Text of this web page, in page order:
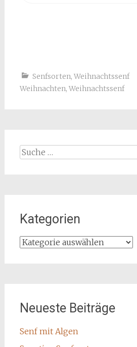
Senfsorten, Weihnachtssenf
Weihnachten, Weihnachtssenf
Suche
nach:
Kategorien
Kategorien
Neueste Beiträge
Senf mit Algen